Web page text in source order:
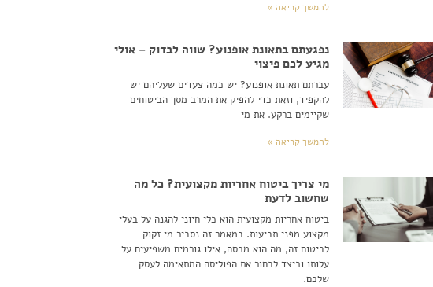
להמשך קריאה »
נפגעתם בתאונת אופנוע? שווה לבדוק – אולי
מגיע לכם פיצוי
עברתם תאונת אופנוע? יש כמה צעדים שעליהם יש
להקפיד, וזאת כדי להפיק את המרב מסך הביטוחים
שקיימים ברקע. את מי
להמשך קריאה »
מי צריך ביטוח אחריות מקצועית? כל מה
שחשוב לדעת
ביטוח אחריות מקצועית הוא כלי חיוני להגנה על בעלי
מקצוע מפני תביעות. במאמר זה נסביר מי זקוק
לביטוח זה, מה הוא מכסה, אילו גורמים משפיעים על
עלותו וכיצד לבחור את הפוליסה המתאימה לעסק
שלכם.